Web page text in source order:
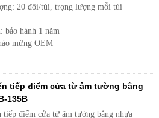
20 đôi/túi, trọng lượng mỗi túi
bảo hành 1 năm
mừng OEM
tiếp điểm cửa từ âm tường bằng
135B
tiếp điểm cửa từ âm tường bằng nhựa